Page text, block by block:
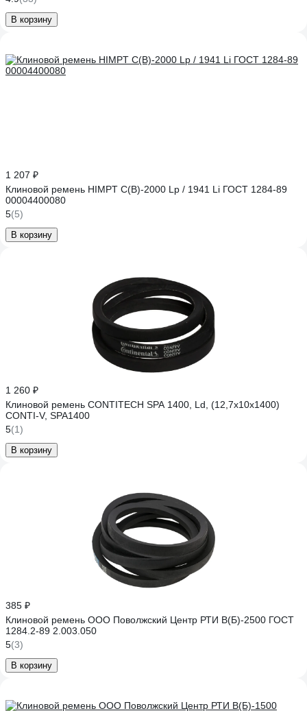
В корзину
1 207 ₽
Клиновой ремень HIMPT С(В)-2000 Lp / 1941 Li ГОСТ 1284-89
00004400080
5(5)
В корзину
1 260 ₽
Клиновой ремень CONTITECH SPA 1400, Ld, (12,7x10x1400)
CONTI-V, SPA1400
5(1)
В корзину
385 ₽
Клиновой ремень ООО Поволжский Центр РТИ В(Б)-2500 ГОСТ
1284.2-89 2.003.050
5(3)
В корзину